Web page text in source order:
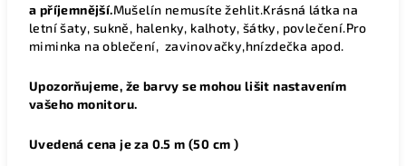
a příjemnější.Mušelín nemusíte žehlit.Krásná látka na
letní šaty, sukně, halenky, kalhoty, šátky, povlečení.Pro
miminka na oblečení, zavinovačky,hnízdečka apod.
Upozorňujeme, že barvy se mohou lišit nastavením
vašeho monitoru.
Uvedená cena je za 0.5 m (50 cm )